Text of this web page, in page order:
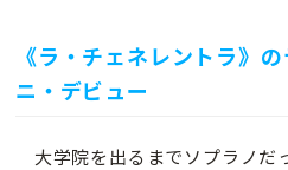
《ラ・チェネレントラ》
ニ・デビュー
大学院を出るまでソプラノだ